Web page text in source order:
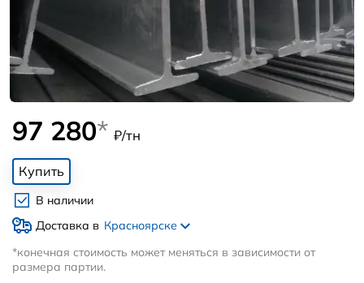
97 280* ₽/тн
Купить
В наличии
Доставка в Красноярске
*конечная стоимость может меняться в зависимости от
размера партии.